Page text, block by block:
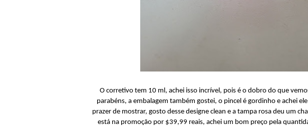
O corretivo tem 10 ml, achei isso incrível, pois é o dobro do que
parabéns, a embalagem também gostei, o pincel é gordinho e achei
prazer de mostrar, gosto desse designe clean e a tampa rosa deu um
está na promoção por $39,99 reais, achei um bom preço pela